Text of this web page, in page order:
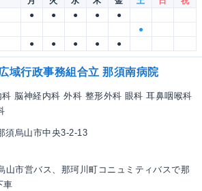
● ● ● ●
●
●
● ● ● ● ●
域行政事務組合立 那須南病院
科 脳神経内科 外科 整形外科 眼科 耳鼻咽喉科
須烏山市中央3-2-13
山市営バス、那珂川町コニュミティバスで那
車